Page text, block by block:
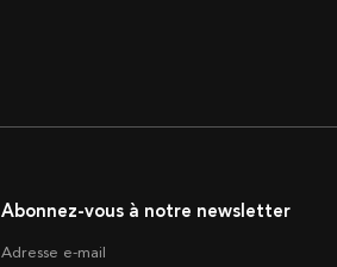
Abonnez-vous à notre newsletter
Adresse e-mail